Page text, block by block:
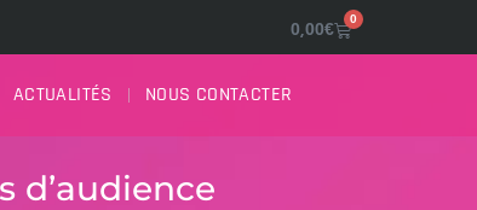
0,00€ 0
ACTUALITÉS NOUS CONTACTER
d’audience